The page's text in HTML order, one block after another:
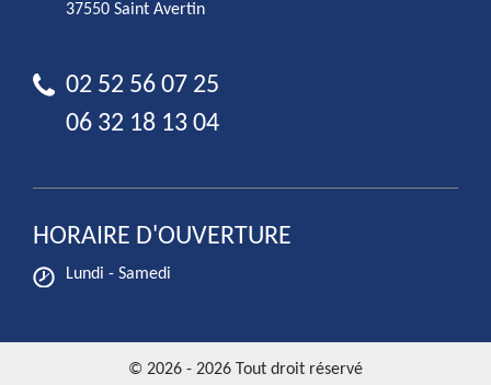
37550 Saint Avertin
02 52 56 07 25
06 32 18 13 04
HORAIRE D'OUVERTURE
Lundi - Samedi
© 2026 - 2026 Tout droit réservé